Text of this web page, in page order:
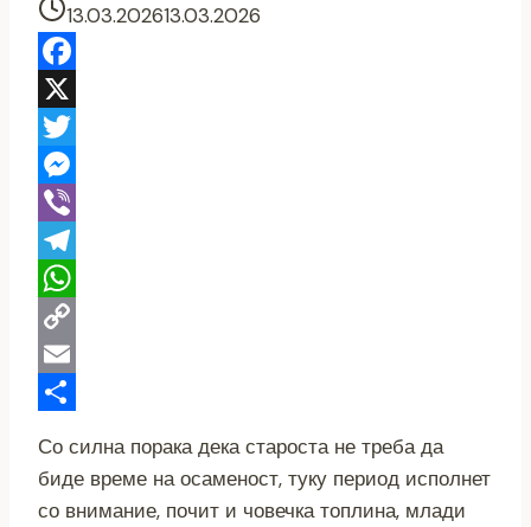
13.03.202613.03.2026
Facebook
X
Twitter
Messenger
Viber
Telegram
WhatsApp
Copy
Link
Email
Со силна порака дека староста не треба да
биде време на осаменост, туку период исполнет
со внимание, почит и човечка топлина, млади